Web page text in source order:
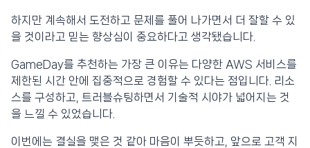
하지만 계속해서 도전하고 문제를 풀어 나가면서 더 잘할 수 있
을 것이라고 믿는 향상심이 중요하다고 생각됐습니다.
GameDay를 추천하는 가장 큰 이유는 다양한 AWS 서비스를
제한된 시간 안에 집중적으로 경험할 수 있다는 점입니다. 리소
스를 구성하고, 트러블슈팅하면서 기술적 시야가 넓어지는 것
을 느낄 수 있었습니다.
이번에는 결실을 맺은 것 같아 마음이 뿌듯하고, 앞으로 고객 지